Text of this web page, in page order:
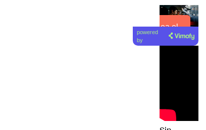
Lea el
artículo
powered
by